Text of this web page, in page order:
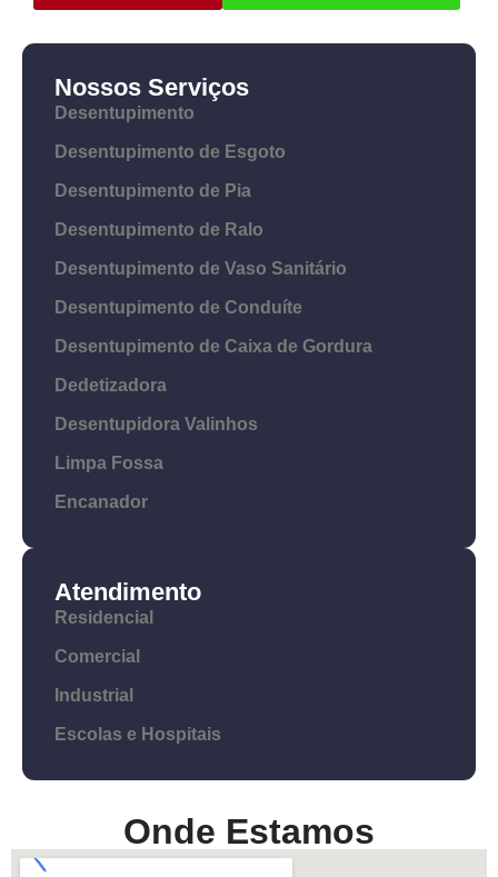
Nossos Serviços
Desentupimento
Desentupimento de Esgoto
Desentupimento de Pia
Desentupimento de Ralo
Desentupimento de Vaso Sanitário
Desentupimento de Conduíte
Desentupimento de Caixa de Gordura
Dedetizadora
Desentupidora Valinhos
Limpa Fossa
Encanador
Atendimento
Residencial
Comercial
Industrial
Escolas e Hospitais
Onde Estamos